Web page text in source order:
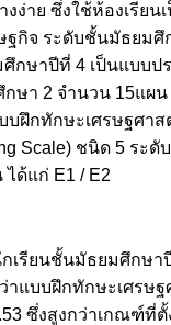
ง่าย ซึ่งใช้ห้องเรียน
ฐกิจ ระดับชั้นมัธยม
ศึกษาปีที่ 4 เป็นแบบป
ษา 2 จำนวน 15แผน
ฝึกทักษะเศรษฐศาส
Scale) ชนิด 5 ระดั
ด้แก่ E1 / E2
เรียนชั้นมัธยมศึกษา
าแบบฝึกทักษะเศรษฐ
ซึ่งสูงกว่าเกณฑ์ที่ตั้